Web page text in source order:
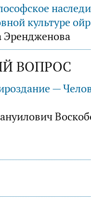
культуре
ВОПРОС
—